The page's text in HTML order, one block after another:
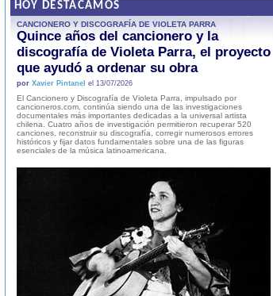
HOY DESTACAMOS
CANCIONERO Y DISCOGRAFÍA DE VIOLETA PARRA
Quince años del cancionero y la
discografía de Violeta Parra, el proyecto
que ayudó a ordenar su obra
por Xavier Pintanel el 13/07/2026
El Cancionero y Discografía de Violeta Parra, impulsado por
cancioneros.com, continúa siendo una de las investigaciones
documentales más importantes dedicadas a la universal artista
chilena. Cuatro años de investigación permitieron recuperar 520
canciones, reconstruir su discografía, corregir numerosos errores
históricos y fijar datos fundamentales sobre una de las figuras
esenciales de la música latinoamericana.